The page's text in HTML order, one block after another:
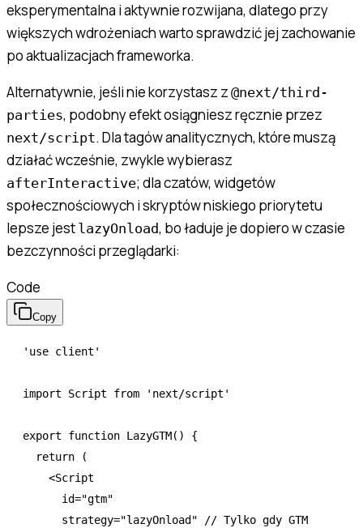
eksperymentalna i aktywnie rozwijana, dlatego przy
większych wdrożeniach warto sprawdzić jej zachowanie
po aktualizacjach frameworka.
Alternatywnie, jeśli nie korzystasz z @next/third-
parties, podobny efekt osiągniesz ręcznie przez
next/script. Dla tagów analitycznych, które muszą
działać wcześnie, zwykle wybierasz
afterInteractive; dla czatów, widgetów
społecznościowych i skryptów niskiego priorytetu
lepsze jest lazyOnload, bo ładuje je dopiero w czasie
bezczynności przeglądarki:
Code
Copy
'use client'
import Script from 'next/script'
export function LazyGTM() {
  return
(
    <
Script
      id
="gtm"
      strategy
="lazyOnload" // Tylko gdy GTM